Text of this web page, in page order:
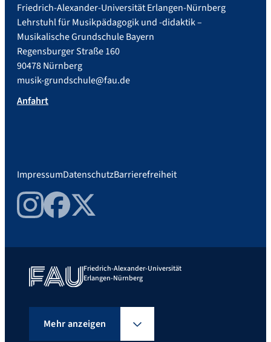
Friedrich-Alexander-Universität Erlangen-Nürnberg
Lehrstuhl für Musikpädagogik und -didaktik –
Musikalische Grundschule Bayern
Regensburger Straße 160
90478 Nürnberg
musik-grundschule@fau.de
Anfahrt
ImpressumDatenschutzBarrierefreiheit
InstagramFacebookTwitter
Friedrich-Alexander-Universität
Erlangen-Nürnberg
Mehr anzeigen